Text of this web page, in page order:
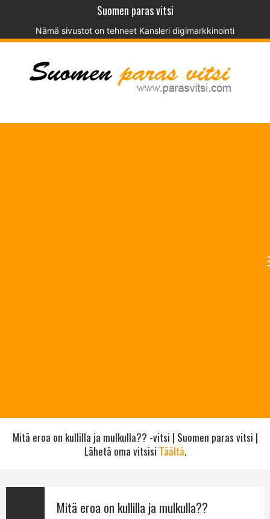
Suomen paras vitsi
Nämä sivustot on tehneet Kansleri digimarkkinointi
Mitä eroa on kullilla ja mulkulla?? -vitsi | Suomen paras vitsi |
Lähetä oma vitsisi Täältä.
Mitä eroa on kullilla ja mulkulla??